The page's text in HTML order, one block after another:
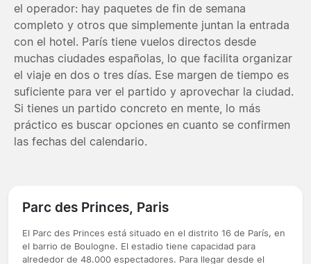
el operador: hay paquetes de fin de semana
completo y otros que simplemente juntan la entrada
con el hotel. París tiene vuelos directos desde
muchas ciudades españolas, lo que facilita organizar
el viaje en dos o tres días. Ese margen de tiempo es
suficiente para ver el partido y aprovechar la ciudad.
Si tienes un partido concreto en mente, lo más
práctico es buscar opciones en cuanto se confirmen
las fechas del calendario.
Parc des Princes, Paris
El Parc des Princes está situado en el distrito 16 de París, en
el barrio de Boulogne. El estadio tiene capacidad para
alrededor de 48.000 espectadores. Para llegar desde el